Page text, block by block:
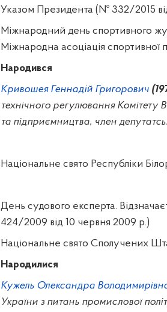
Указом Президента (№ 332/2015
Міжнародний день спортивного
Міжнародна асоціація спортивної
Народився
Кривошея Геннадій Григорович
технічного регулювання Комітету
та підприємництва, член
Національне свято Республіки
День судового експерта.
424/2009 від 10 червня 2009 р.)
Національне свято Сполучених
Народилися
Кужель Олександра
України з питань промислової